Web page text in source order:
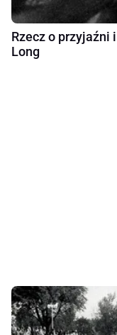
Rzecz o przyjaźni
Long